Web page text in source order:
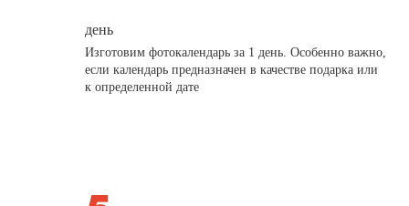
день
Изготовим фотокалендарь за 1 день. Особенно важно,
если календарь предназначен в качестве подарка или
к определенной дате